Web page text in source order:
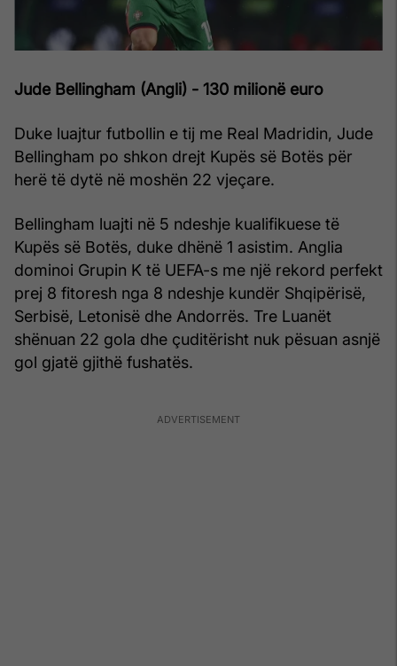
Jude Bellingham (Angli) - 130 milionë euro
Duke luajtur futbollin e tij me Real Madridin, Jude
Bellingham po shkon drejt Kupës së Botës për
herë të dytë në moshën 22 vjeçare.
Bellingham luajti në 5 ndeshje kualifikuese të
Kupës së Botës, duke dhënë 1 asistim. Anglia
dominoi Grupin K të UEFA-s me një rekord perfekt
prej 8 fitoresh nga 8 ndeshje kundër Shqipërisë,
Serbisë, Letonisë dhe Andorrës. Tre Luanët
shënuan 22 gola dhe çuditërisht nuk pësuan asnjë
gol gjatë gjithë fushatës.